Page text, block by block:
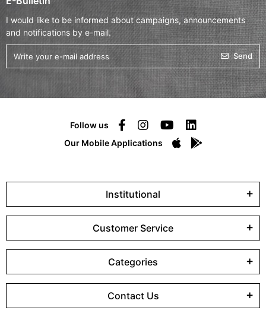
I would like to be informed about campaigns, announcements
and notifications by e-mail.
Send
Follow us
Our Mobile Applications
Institutional
Customer Service
Categories
Contact Us